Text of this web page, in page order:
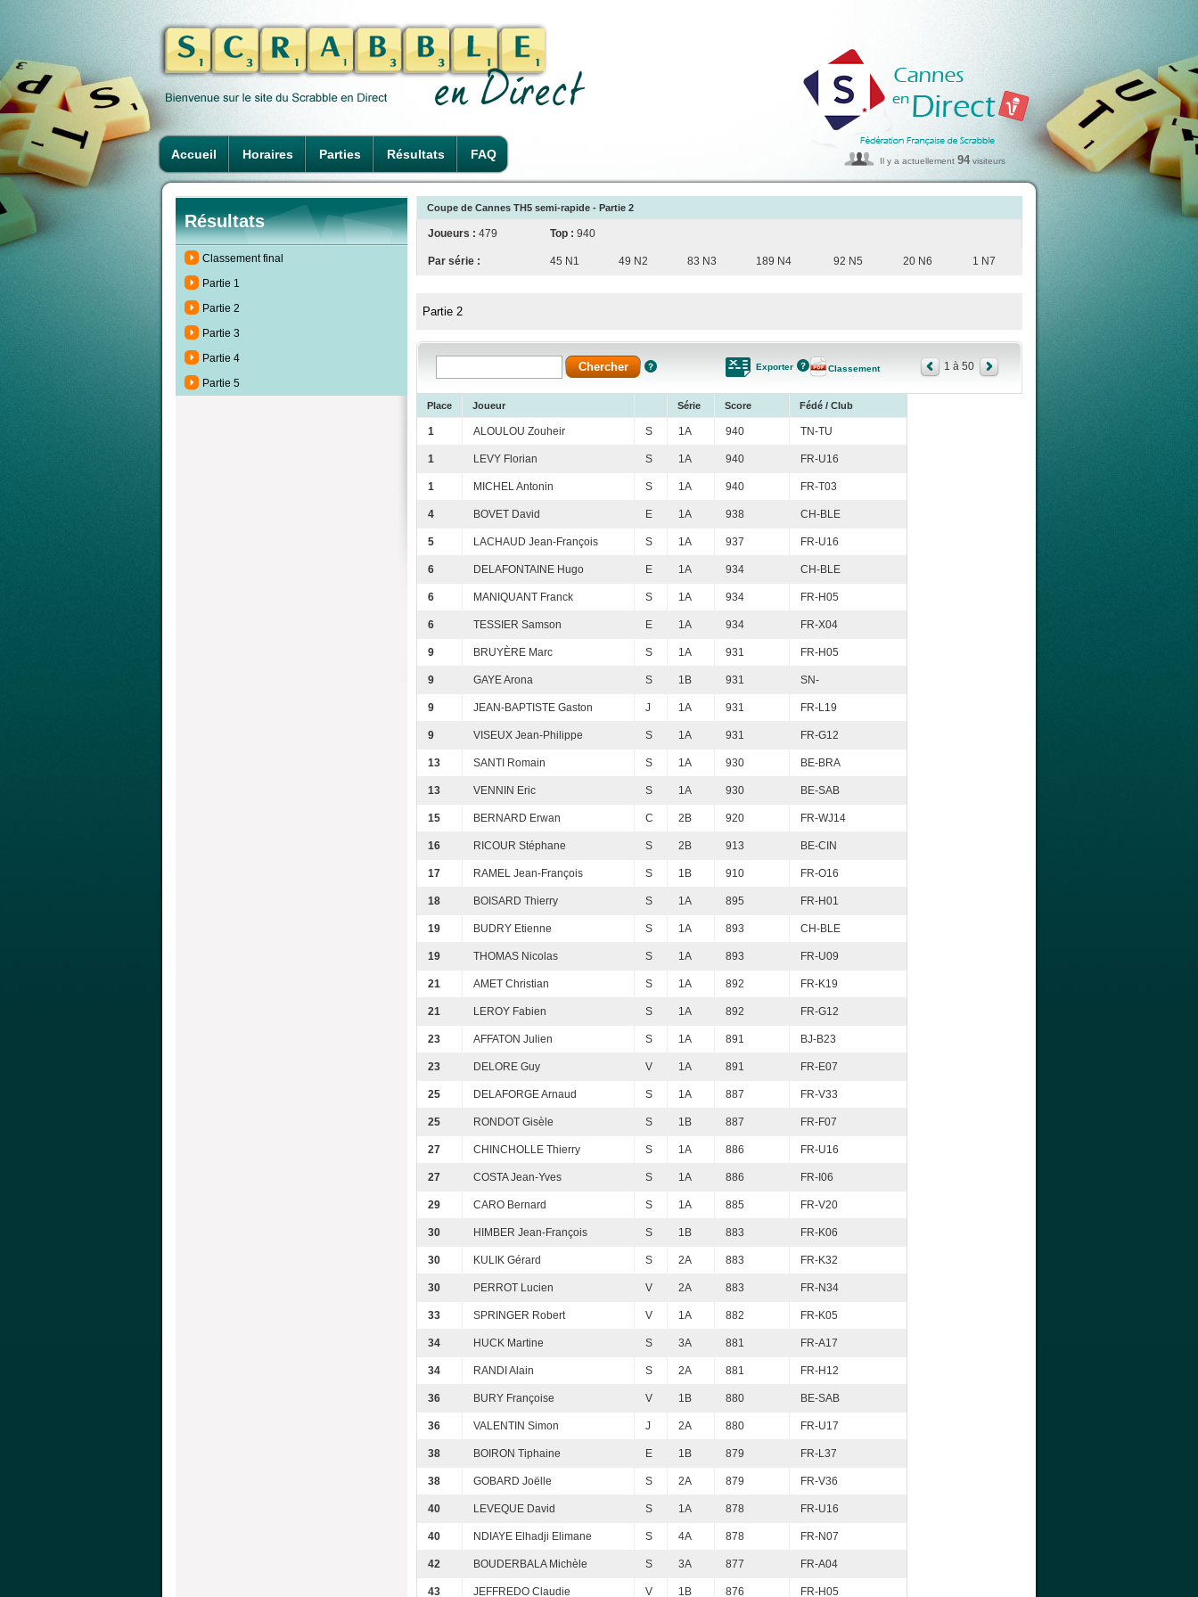
Accueil Horaires Parties Résultats FAQ Il y a actuellement 94visiteurs
Résultats
Classement final
Partie 1
Partie 2
Partie 3
Partie 4
Partie 5
Coupe de Cannes TH5 semi-rapide - Partie 2
Joueurs : 479 Top : 940
Par série : 45 N1 49 N2 83 N3 189 N4 92 N5 20 N6 1 N7
Partie 2
Exporter Classement 1 à 50
Place Joueur Série Score Fédé / Club
1 ALOULOU Zouheir S 1A 940 TN-TU
1 LEVY Florian S 1A 940 FR-U16
1 MICHEL Antonin S 1A 940 FR-T03
4 BOVET David E 1A 938 CH-BLE
5 LACHAUD Jean-François S 1A 937 FR-U16
6 DELAFONTAINE Hugo E 1A 934 CH-BLE
6 MANIQUANT Franck S 1A 934 FR-H05
6 TESSIER Samson E 1A 934 FR-X04
9 BRUYÈRE Marc S 1A 931 FR-H05
9 GAYE Arona S 1B 931 SN-
9 JEAN-BAPTISTE Gaston J 1A 931 FR-L19
9 VISEUX Jean-Philippe S 1A 931 FR-G12
13 SANTI Romain S 1A 930 BE-BRA
13 VENNIN Eric S 1A 930 BE-SAB
15 BERNARD Erwan C 2B 920 FR-WJ14
16 RICOUR Stéphane S 2B 913 BE-CIN
17 RAMEL Jean-François S 1B 910 FR-O16
18 BOISARD Thierry S 1A 895 FR-H01
19 BUDRY Etienne S 1A 893 CH-BLE
19 THOMAS Nicolas S 1A 893 FR-U09
21 AMET Christian S 1A 892 FR-K19
21 LEROY Fabien S 1A 892 FR-G12
23 AFFATON Julien S 1A 891 BJ-B23
23 DELORE Guy V 1A 891 FR-E07
25 DELAFORGE Arnaud S 1A 887 FR-V33
25 RONDOT Gisèle S 1B 887 FR-F07
27 CHINCHOLLE Thierry S 1A 886 FR-U16
27 COSTA Jean-Yves S 1A 886 FR-I06
29 CARO Bernard S 1A 885 FR-V20
30 HIMBER Jean-François S 1B 883 FR-K06
30 KULIK Gérard S 2A 883 FR-K32
30 PERROT Lucien V 2A 883 FR-N34
33 SPRINGER Robert V 1A 882 FR-K05
34 HUCK Martine S 3A 881 FR-A17
34 RANDI Alain S 2A 881 FR-H12
36 BURY Françoise V 1B 880 BE-SAB
36 VALENTIN Simon J 2A 880 FR-U17
38 BOIRON Tiphaine E 1B 879 FR-L37
38 GOBARD Joëlle S 2A 879 FR-V36
40 LEVEQUE David S 1A 878 FR-U16
40 NDIAYE Elhadji Elimane S 4A 878 FR-N07
42 BOUDERBALA Michèle S 3A 877 FR-A04
43 JEFFREDO Claudie V 1B 876 FR-H05